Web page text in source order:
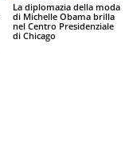
La diplomazia della moda
di Michelle Obama brilla
nel Centro Presidenziale
di Chicago